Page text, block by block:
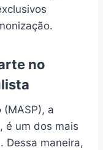
no
a
é um dos mais
Dessa maneira,